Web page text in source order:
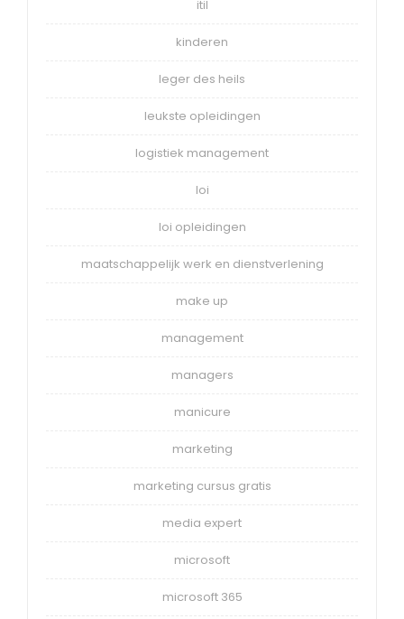
itil
kinderen
leger des heils
leukste opleidingen
logistiek management
loi
loi opleidingen
maatschappelijk werk en dienstverlening
make up
management
managers
manicure
marketing
marketing cursus gratis
media expert
microsoft
microsoft 365